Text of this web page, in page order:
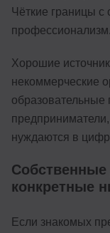
Чёткие границы с
профессионализм.
Хорошие
некоммерческие
нуждаются в
конкретные
Если знакомых